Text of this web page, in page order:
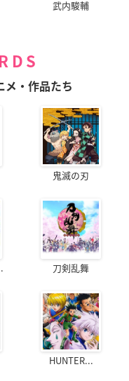
武内駿輔
メ・作品たち
鬼滅の刃
刀剣乱舞
HUNTER...